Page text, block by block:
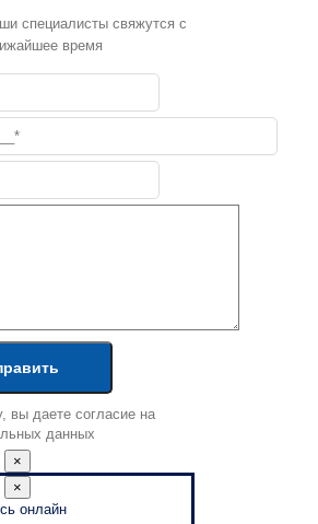
специалисты свяжутся с
время
вы даете согласие на
данных
×
×
онлайн